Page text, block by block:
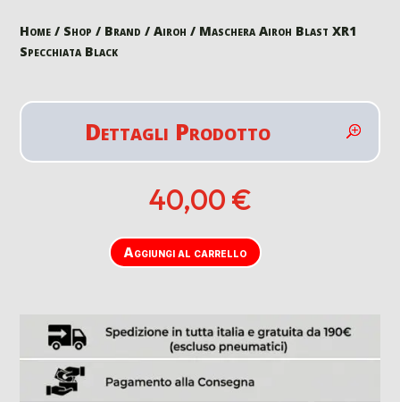
Home / Shop / Brand /Airoh / Maschera Airoh Blast XR1
Specchiata Black
Dettagli Prodotto
40,00 €
Aggiungi al carrello